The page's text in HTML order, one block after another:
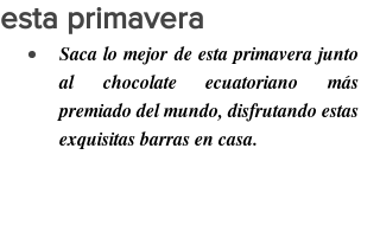
esta primavera
Saca lo mejor de esta primavera junto
al chocolate ecuatoriano más
premiado del mundo, disfrutando estas
exquisitas barras en casa.